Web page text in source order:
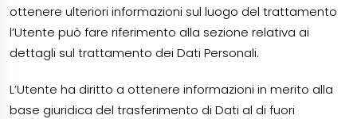
ottenere ulteriori informazioni sul luogo del trattamento
l’Utente può fare riferimento alla sezione relativa ai
dettagli sul trattamento dei Dati Personali.
L’Utente ha diritto a ottenere informazioni in merito alla
base giuridica del trasferimento di Dati al di fuori